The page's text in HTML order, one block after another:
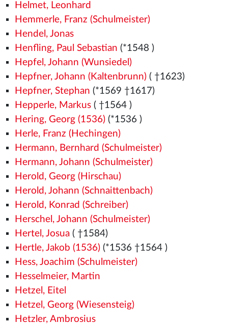
Helmet, Leonhard
Hemmerle, Franz (Schulmeister)
Hendel, Jonas
Henfling, Paul Sebastian (*1548 )
Hepfel, Johann (Wunsiedel)
Hepfner, Johann (Kaltenbrunn)( †1623)
Hepfner, Stephan (*1569 †1617)
Hepperle, Markus( †1564 )
Hering, Georg (1536)(*1536 )
Herle, Franz (Hechingen)
Hermann, Bernhard (Schulmeister)
Hermann, Johann (Schulmeister)
Herold, Georg (Hirschau)
Herold, Johann (Schnaittenbach)
Herold, Konrad (Schreiber)
Herschel, Johann (Schulmeister)
Hertel, Josua( †1584)
Hertle, Jakob (1536)(*1536 †1564 )
Hess, Joachim (Schulmeister)
Hesselmeier, Martin
Hetzel, Eitel
Hetzel, Georg (Wiesensteig)
Hetzler, Ambrosius